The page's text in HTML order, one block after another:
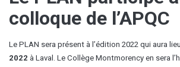
colloque de l’APQC
Le PLAN sera présent à l’édition 2022 qui aura lieu
2022 à Laval. Le Collège Montmorency en sera